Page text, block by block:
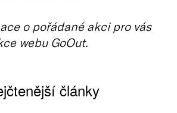
o pořádané akci pro vás
webu GoOut.
články